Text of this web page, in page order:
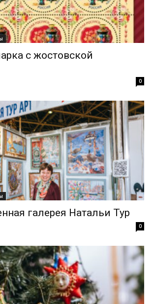
с жостовской
0
галерея Натальи Тур
0